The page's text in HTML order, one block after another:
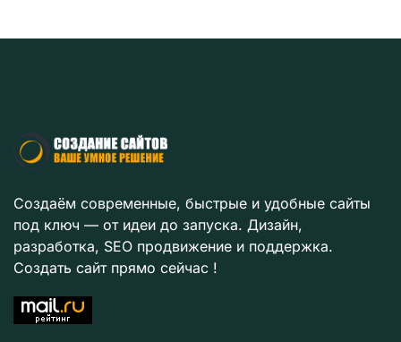
Создаём современные, быстрые и удобные сайты
под ключ — от идеи до запуска. Дизайн,
разработка, SEO продвижение и поддержка.
Создать сайт прямо сейчас !